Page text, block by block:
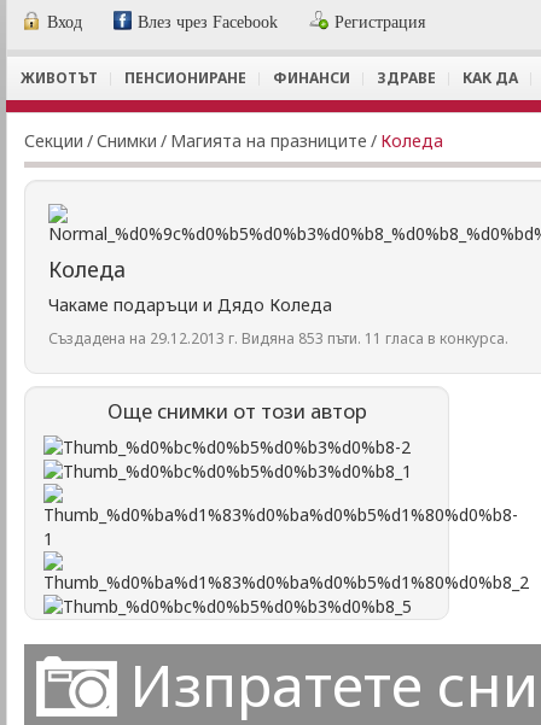
Вход Влез чрез Facebook Регистрация
ЖИВОТЪТ ПЕНСИОНИРАНЕ ФИНАНСИ ЗДРАВЕ КАК ДА
Секции /Снимки / Магията на празниците / Коледа
Коледа
Чакаме подаръци и Дядо Коледа
Създадена на 29.12.2013 г. Видяна 853 пъти. 11 гласа в конкурса.
Още снимки от този автор
Изпратете